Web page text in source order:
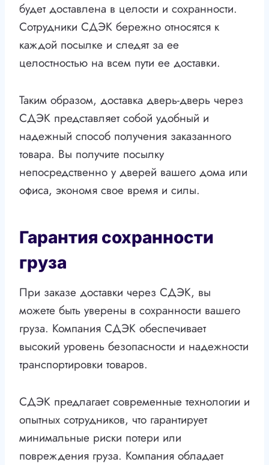
будет доставлена в целости и сохранности.
Сотрудники СДЭК бережно относятся к
каждой посылке и следят за ее
целостностью на всем пути ее доставки.
Таким образом, доставка дверь-дверь через
СДЭК представляет собой удобный и
надежный способ получения заказанного
товара. Вы получите посылку
непосредственно у дверей вашего дома или
офиса, экономя свое время и силы.
Гарантия сохранности
груза
При заказе доставки через СДЭК, вы
можете быть уверены в сохранности вашего
груза. Компания СДЭК обеспечивает
высокий уровень безопасности и надежности
транспортировки товаров.
СДЭК предлагает современные технологии и
опытных сотрудников, что гарантирует
минимальные риски потери или
повреждения груза. Компания обладает